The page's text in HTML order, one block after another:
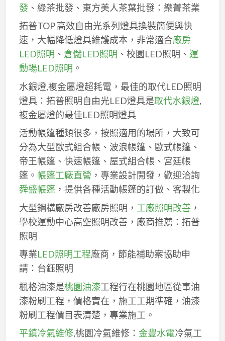
發、綠茶批發、東方美人茶葉批發：樂菁茶業
拓普TOP 高效自由光系列燈具換裝簡便與快
速，大幅降低燈具維護成本，非常適合廠房
LED照明 、 倉儲LED照明 、校園LED照明、 運
動場LED照明 。
水銀燈,複金屬燈超耗電，最佳的取代LED照明
燈具：拓普照明自由光LED燈具是取代水銀燈,
複金屬燈的最佳LED照明燈具
活動帳篷種類很多，按照適用的場所，大致可
分為大型歐式組合帳、波浪帳篷、歐式帳篷、
帝王帳篷、快速帳篷、屋式組合帳、宮廷帳
篷。 帳篷工廠直營 ，專業設計開發，歡迎洽詢
舜盛帳篷，提供各種活動帳篷的訂做、客製化
大型鋼構廠房改善廠房照明， 工廠照明改善，
學校運動中心高空照明改善，廠商推薦：拓普
照明
專業LED照明工程廠商，節能補助案協助申
請：台鈺照明
楓格油漆是桃園油漆工程行在桃園地區從事油
漆粉刷工程，價格實在，施工工期準確，油漆
粉刷工程價目表清楚，專業施工。
平鎮冷氣維修,桃園冷氣維修： 金豐水電冷氣工